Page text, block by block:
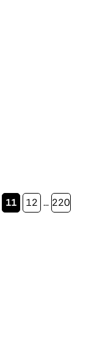
Page
11 Page
12 … Page
220